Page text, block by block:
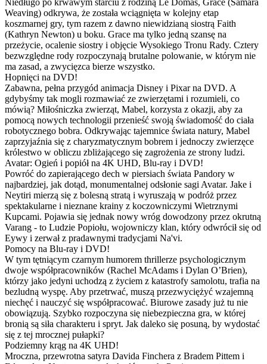
Niedługo po krwawym starciu z rodziną Le Domas, Grace (Samara
Weaving) odkrywa, że została wciągnięta w kolejny etap
koszmarnej gry, tym razem z dawno niewidzianą siostrą Faith
(Kathryn Newton) u boku. Grace ma tylko jedną szansę na
przeżycie, ocalenie siostry i objęcie Wysokiego Tronu Rady. Cztery
bezwzględne rody rozpoczynają brutalne polowanie, w którym nie
ma zasad, a zwycięzca bierze wszystko.
Hopnięci na DVD!
Zabawna, pełna przygód animacja Disney i Pixar na DVD. A
gdybyśmy tak mogli rozmawiać ze zwierzętami i rozumieli, co
mówią? Miłośniczka zwierząt, Mabel, korzysta z okazji, aby za
pomocą nowych technologii przenieść swoją świadomość do ciała
robotycznego bobra. Odkrywając tajemnice świata natury, Mabel
zaprzyjaźnia się z charyzmatycznym bobrem i jednoczy zwierzęce
królestwo w obliczu zbliżającego się zagrożenia ze strony ludzi.
Avatar: Ogień i popiół na 4K UHD, Blu-ray i DVD!
Powróć do zapierającego dech w piersiach świata Pandory w
najbardziej, jak dotąd, monumentalnej odsłonie sagi Avatar. Jake i
Neytiri mierzą się z bolesną stratą i wyruszają w podróż przez
spektakularne i nieznane krainy z koczowniczymi Wietrznymi
Kupcami. Pojawia się jednak nowy wróg dowodzony przez okrutną
Varang - to Ludzie Popiołu, wojowniczy klan, który odwrócił się od
Eywy i zerwał z pradawnymi tradycjami Na'vi.
Pomocy na Blu-ray i DVD!
W tym tętniącym czarnym humorem thrillerze psychologicznym
dwoje współpracowników (Rachel McAdams i Dylan O’Brien),
którzy jako jedyni uchodzą z życiem z katastrofy samolotu, trafia na
bezludną wyspę. Aby przetrwać, muszą przezwyciężyć wzajemną
niechęć i nauczyć się współpracować. Biurowe zasady już tu nie
obowiązują. Szybko rozpoczyna się niebezpieczna gra, w której
bronią są siła charakteru i spryt. Jak daleko się posuną, by wydostać
się z tej mrocznej pułapki?
Podziemny krąg na 4K UHD!
Mroczna, przewrotna satyra Davida Finchera z Bradem Pittem i